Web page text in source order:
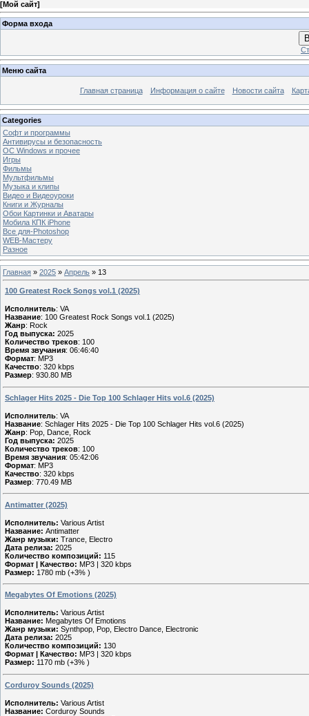
[Мой сайт]
Форма входа
Меню сайта
Главная страница Информация о сайте Новости сайта
Categories
Софт и программы
Антивирусы и безопасность
OC Windows и прочее
Игры
Фильмы
Мультфильмы
Музыка и клипы
Видео и Видеоуроки
Книги и Журналы
Обои Картинки и Аватары
Мобила КПК iPhone
Все для-Photoshop
WEB-Мастеру
Разное
Главная » 2025 » Апрель » 13
100 Greatest Rock Songs vol.1 (2025)
Исполнитель: VA
Название: 100 Greatest Rock Songs vol.1 (2025)
Жанр: Rock
Год выпуска: 2025
Количество треков: 100
Время звучания: 06:46:40
Формат: MP3
Качество: 320 kbps
Размер: 930.80 MB
Schlager Hits 2025 - Die Top 100 Schlager Hits vol.6 (2025)
Исполнитель: VA
Название: Schlager Hits 2025 - Die Top 100 Schlager Hits vol.6 (2025)
Жанр: Pop, Dance, Rock
Год выпуска: 2025
Количество треков: 100
Время звучания: 05:42:06
Формат: MP3
Качество: 320 kbps
Размер: 770.49 MB
Antimatter (2025)
Исполнитель: Various Artist
Название: Antimatter
Жанр музыки: Trance, Electro
Дата релиза: 2025
Количество композиций: 115
Формат | Качество: MP3 | 320 kbps
Размер: 1780 mb (+3% )
Megabytes Of Emotions (2025)
Исполнитель: Various Artist
Название: Megabytes Of Emotions
Жанр музыки: Synthpop, Pop, Electro Dance, Electronic
Дата релиза: 2025
Количество композиций: 130
Формат | Качество: MP3 | 320 kbps
Размер: 1170 mb (+3% )
Corduroy Sounds (2025)
Исполнитель: Various Artist
Название: Corduroy Sounds